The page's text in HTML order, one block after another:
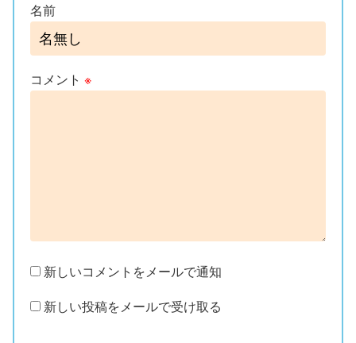
名前
コメント ※
新しいコメントをメールで通知
新しい投稿をメールで受け取る